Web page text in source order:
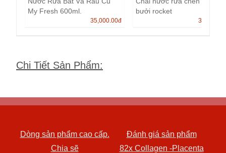
My Fresh 600ml.
35,000.00đ
bưởi rocket
35,000.00
Chi Tiết Sản Phẩm:
Dòng sản phẩm cao cấp.
Đánh giá sản phẩm
Chia sẽ
82x Collagen -Placenta